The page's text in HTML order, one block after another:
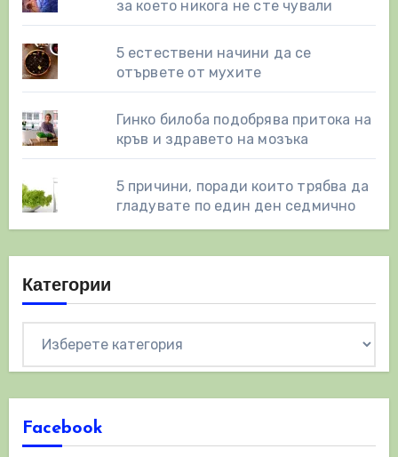
за което никога не сте чували
5 естествени начини да се
отървете от мухите
Гинко билоба подобрява притока на
кръв и здравето на мозъка
5 причини, поради които трябва да
гладувате по един ден седмично
Категории
Facebook